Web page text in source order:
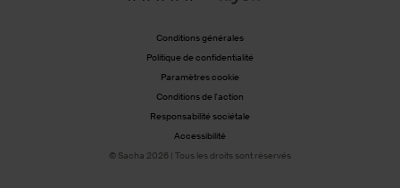
Conditions générales
Politique de confidentialité
Paramètres cookie
Conditions de l'action
Responsabilité sociétale
Accessibilité
© Sacha 2026 | Tous les droits sont réservés